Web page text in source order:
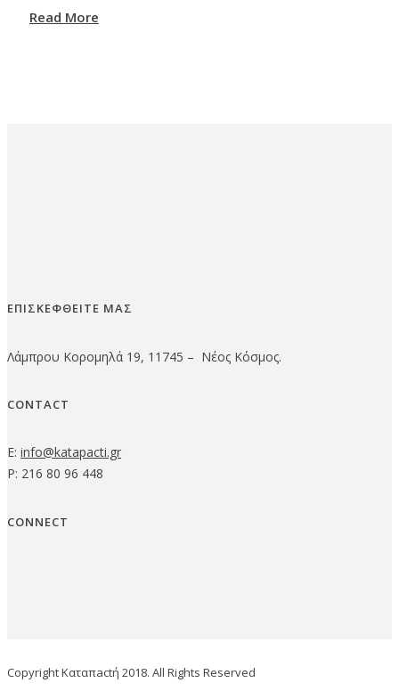
Read More
ΕΠΙΣΚΕΦΘΕΙΤΕ ΜΑΣ
Λάμπρου Κορομηλά 19, 11745 – Νέος Κόσμος.
CONTACT
E: info@katapacti.gr
P: 216 80 96 448
CONNECT
Copyright Καταπactή 2018. All Rights Reserved